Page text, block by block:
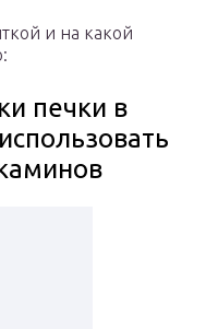
и на какой
печки в